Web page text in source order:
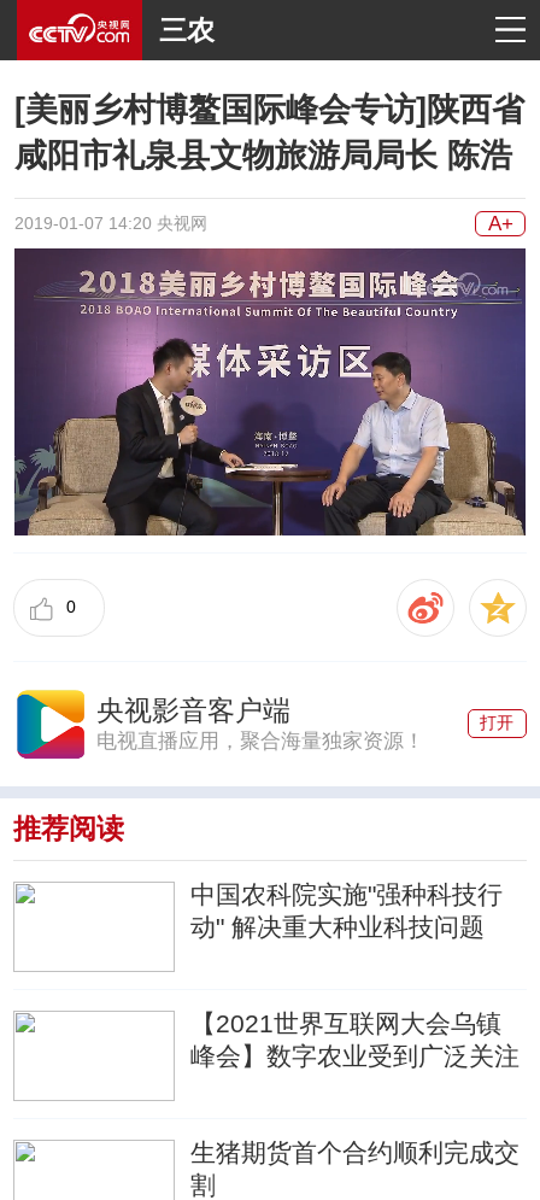
三农
[美丽乡村博鳌国际峰会专访]陕西省
咸阳市礼泉县文物旅游局局长 陈浩
2019-01-07 14:20 央视网 A+
0
央视影音客户端
电视直播应用，聚合海量独家资源！
打开
推荐阅读
中国农科院实施"强种科技行
动" 解决重大种业科技问题
【2021世界互联网大会乌镇
峰会】数字农业受到广泛关注
生猪期货首个合约顺利完成交
割